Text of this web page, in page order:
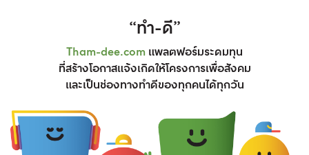
“ทำ-ดี”
Tham-dee.com แพลตฟอร์มระดมทุน
ที่สร้างโอกาสแจ้งเกิดให้โครงการเพื่อสังคม
และเป็นช่องทางทำดีของทุกคนได้ทุกวัน